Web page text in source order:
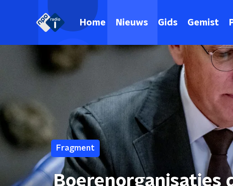
Home Nieuws Gids Gemist
Fragment
Boerenorganisaties